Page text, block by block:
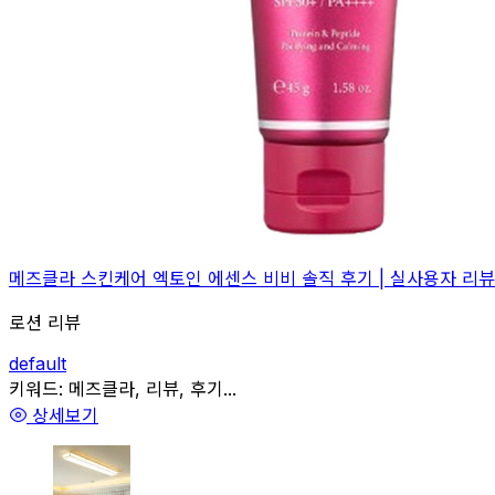
메즈클라 스킨케어 엑토인 에센스 비비 솔직 후기 | 실사용자 리
로션 리뷰
default
관련
키워드: 메즈클라, 리뷰, 후기...
상세보기